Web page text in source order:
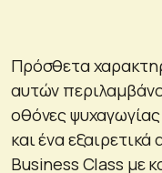
Πρόσθετα
αυτών
οθόνες
και ένα
Business Class με